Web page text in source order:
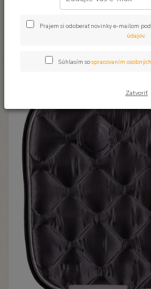
Prajem si odoberať novinky e-mailom
údajov.
Súhlasím sospracovaním
Zatvoriť